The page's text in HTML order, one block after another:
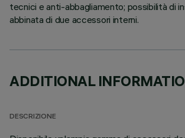
tecnici e anti-abbagliamento; possibilità di
abbinata di due accessori interni.
ADDITIONAL
DESCRIZIONE